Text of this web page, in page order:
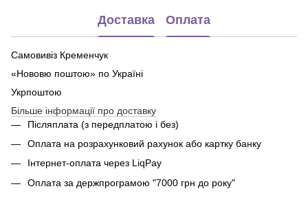
Доставка Оплата
Самовивіз Кременчук
«Нововю поштою» по Україні
Укрпоштою
Більше інформації про доставку
Післяплата (з передплатою і без)
Оплата на розрахунковий рахунок або картку банку
Інтернет-оплата через LiqPay
Оплата за держпрограмою "7000 грн до року"